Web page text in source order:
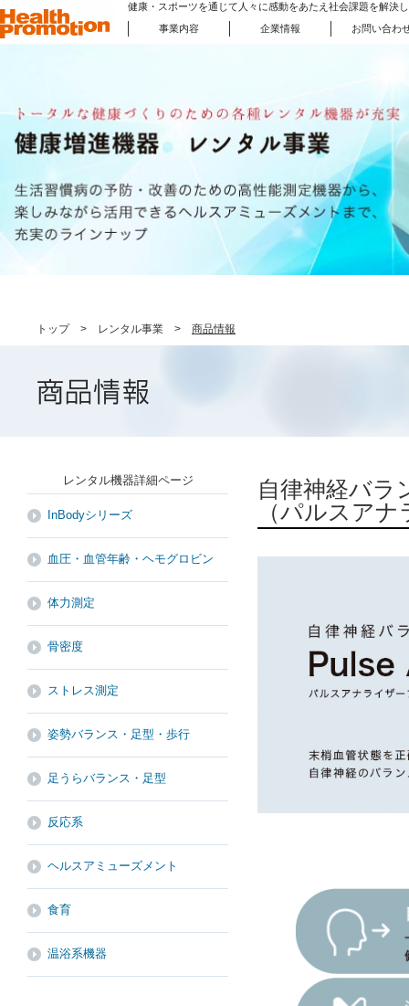
健康・スポーツを通じて人々に感動をあたえ社会課題を解決
事業内容
健康増進事業
健康増進機器 レンタル事業
健康・スポーツフェア事業
講師・トップアスリートの提案
健康増進機器 販売事業
健康を楽しむまちづくり事業
企業情報
企業情報
お問い合わ
トップ> レンタル事業 > 商品情報
レンタル機器詳細ページ
InBodyシリーズ
血圧・血管年齢・ヘモグロビン
体力測定
骨密度
ストレス測定
姿勢バランス・足型・歩行
足うらバランス・足型
反応系
ヘルスアミューズメント
食育
温浴系機器
自律神経バラ
（パルスア